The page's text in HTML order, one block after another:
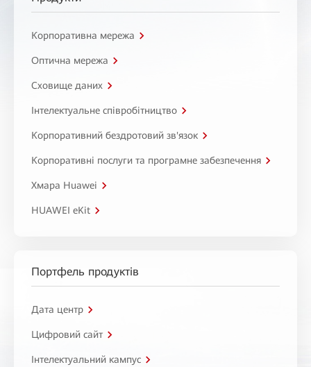
Корпоративна мережа
Оптична мережа
Сховище даних
Інтелектуальне співробітництво
Корпоративний бездротовий зв'язок
Корпоративні послуги та програмне забезпечення
Хмара Huawei
HUAWEI eKit
Портфель продуктів
Дата центр
Цифровий сайт
Інтелектуальний кампус